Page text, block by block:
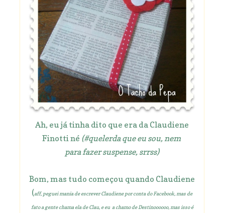
Ah, eu já tinha dito que era da Claudiene
Finotti né (#quelerda que eu sou, nem
para fazer suspense, srrss)
Bom, mas tudo começou quando Claudiene
(aff, peguei mania de escrever Claudiene por conta do Facebook, mas de
fato a gente chama ela de Clau, e eu a chamo de Destinoooooo, mas isso é